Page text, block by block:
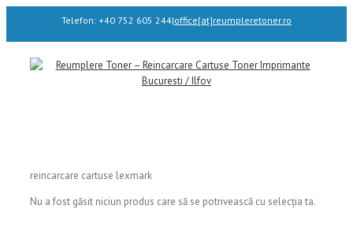
Telefon: +40 752 605 244|office[at]reumpleretoner.ro
reincarcare cartuse lexmark
Nu a fost găsit niciun produs care să se potrivească cu selecția ta.